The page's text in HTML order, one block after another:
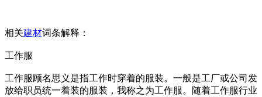
相关建材词条解释：
工作服
工作服顾名思义是指工作时穿着的服装。一般是工厂或公司发
放给职员统一着装的服装，我称之为工作服。随着工作服行业